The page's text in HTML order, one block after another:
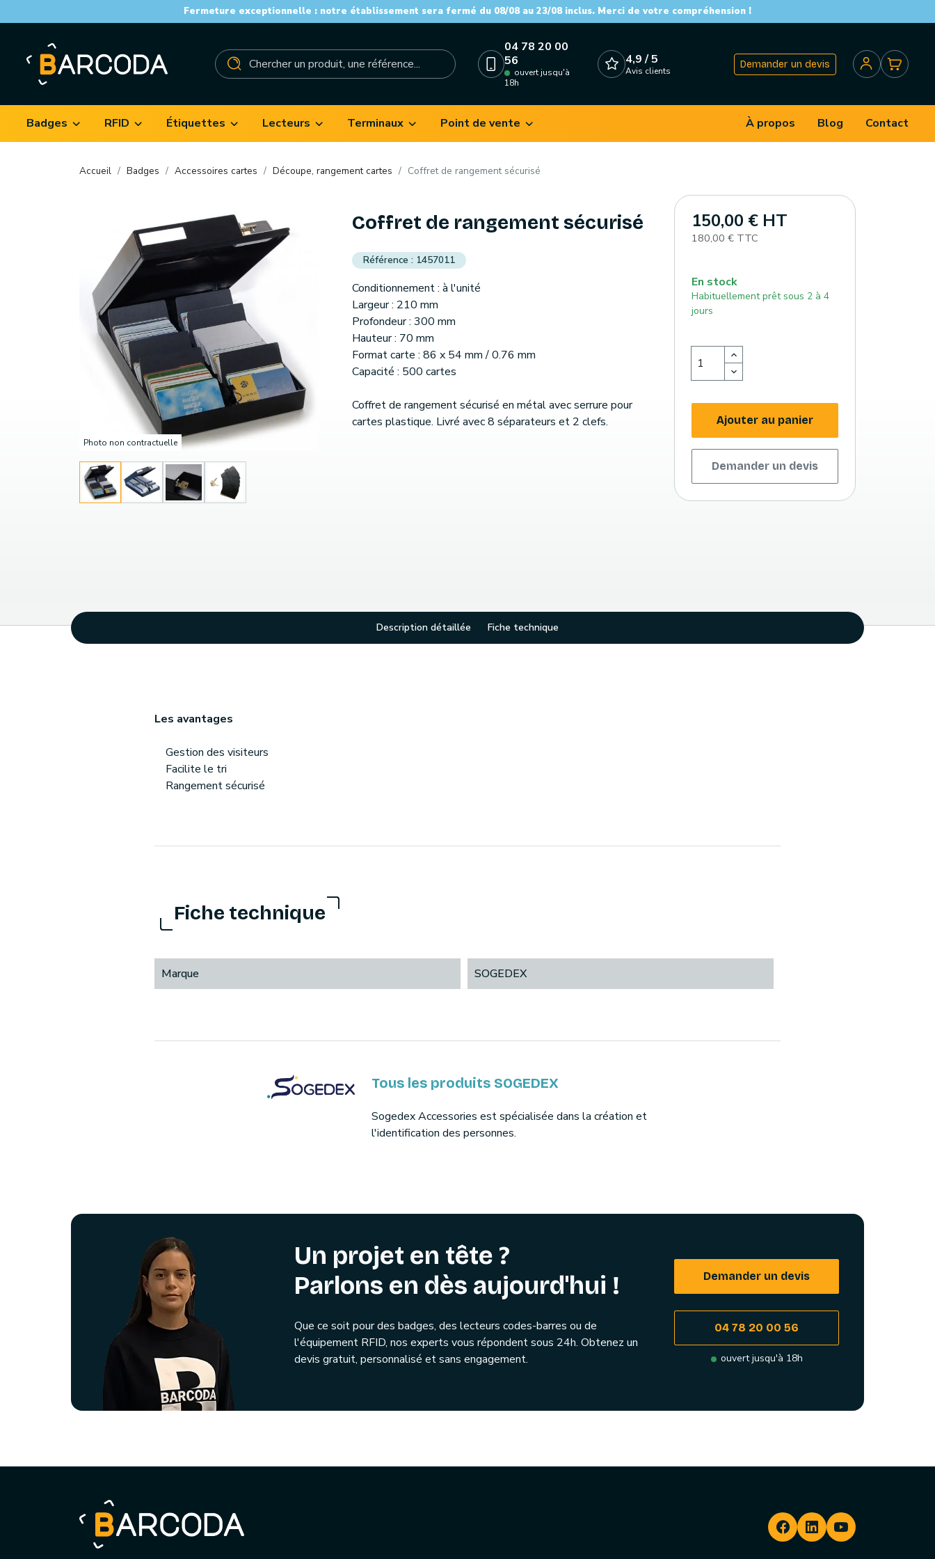
Fermeture exceptionnelle : notre établissement sera fermé du 08/08 au 23/08 inclus. Merci de votre compréhension !
04 78 20 00
56
ouvert jusqu'à
18h
4,9 / 5
Avis clients
Demander un devis
Badges RFID Étiquettes Lecteurs Terminaux Point de vente À propos Blog Contact
Accueil Badges Accessoires cartes Découpe, rangement cartes Coffret de rangement sécurisé
Photo non contractuelle
Coffret de rangement sécurisé
1457011
Conditionnement : à l'unité
Largeur : 210 mm
Profondeur : 300 mm
Hauteur : 70 mm
Format carte : 86 x 54 mm / 0.76 mm
Capacité : 500 cartes
Coffret de rangement sécurisé en métal avec serrure pour
cartes plastique. Livré avec 8 séparateurs et 2 clefs.
150,00 € HT
180,00 € TTC
En stock
Habituellement prêt sous 2 à 4
jours
Ajouter au panier
Demander un devis
Description détaillée Fiche technique
Les avantages
Gestion des visiteurs
Facilite le tri
Rangement sécurisé
Fiche technique
Marque SOGEDEX
Tous les produits SOGEDEX
Sogedex Accessories est spécialisée dans la création et
l'identification des personnes.
Un projet en tête ?
Parlons en dès aujourd'hui !
Que ce soit pour des badges, des lecteurs codes-barres ou de
l'équipement RFID, nos experts vous répondent sous 24h. Obtenez un
devis gratuit, personnalisé et sans engagement.
Demander un devis
04 78 20 00 56
ouvert jusqu'à 18h